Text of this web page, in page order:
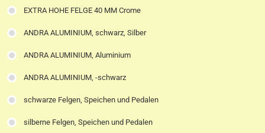
EXTRA HOHE FELGE 40 MM Crome
ANDRA ALUMINIUM, schwarz, Silber
ANDRA ALUMINIUM, Aluminium
ANDRA ALUMINIUM, -schwarz
schwarze Felgen, Speichen und Pedalen
silberne Felgen, Speichen und Pedalen